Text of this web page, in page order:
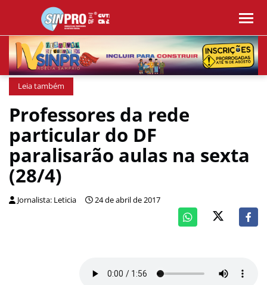
Leia também
Professores da rede
particular do DF
paralisarão aulas na sexta
(28/4)
Jornalista: Leticia 24 de abril de 2017